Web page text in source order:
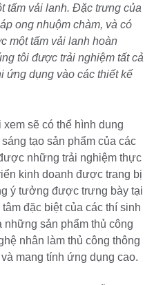
tấm vải lanh. Đặc trưng của
ong nhuộm chàm, và có
một tấm vải lanh hoàn
tôi được trải nghiệm tất cả
ứng dụng vào các thiết kế
sẽ có thể hình dung
tạo sản phẩm của các
những trải nghiệm thực
kinh doanh được trang bị
ý tưởng được trưng bày tại
đặc biệt của các thí sinh
sản phẩm thủ công
nhân làm thủ công thông
mang tính ứng dụng cao.